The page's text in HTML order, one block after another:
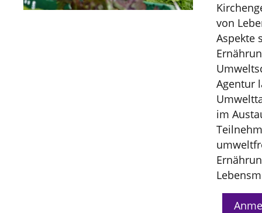
von
Aspekte
Agentur
im